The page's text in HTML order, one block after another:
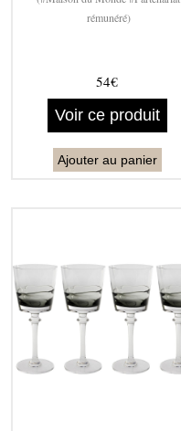
rémunéré)
54€
Voir ce produit
Ajouter au panier